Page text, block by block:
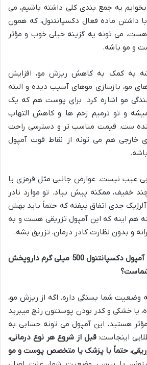
یه جمع بندی کلی داشته باشیم، می
داشتن ماده فعال دکسپانتنول، که همون
پیش ساز ویتامین B5 هست، می تونه یه گزینه خیلی خوب و مؤثر
و مو باشه.
به کمک به کاهش ریزش مو، افزایش
مو، بازسازی موهای آسیب دیده و البته
مو اشاره کرد. برای پوست هم که یک
و تو ترمیم زخم ها و کاهش التهاب
ست. قیمت مناسب تر و دسترسی راحت
خارجی هم می تونه از نقاط قوت آمپول
عیب نیست. عوارض جانبی مثل قرمزی یا
خفیف، ممکنه پیش بیاد. تو موارد نادر
جدی اتفاق بیفته که حتماً باید بهش
هم اینه که این آمپول تزریقی هست و به
و بدون نظارت کادر درمان، تزریق بشه.
آیا آمپول دکسپانتنول 500 میلی گرم داروپخش
وضعیت شما بستگی داره. اگه از ریزش مو،
یا خشکی و کدر بودن پوستتون رنج میبرید
هستید، این آمپول می تونه حسابی به
اینجاست:قبل از شروع هر نوع درمانی،
حتماً با پزشک یا متخصص پوست و مو